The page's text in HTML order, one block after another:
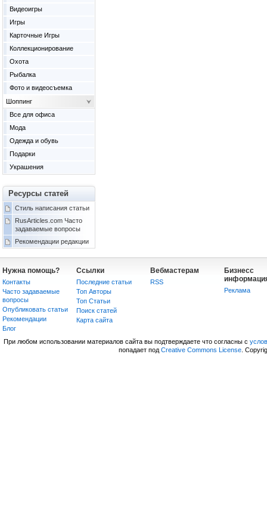
Видеоигры
Игры
Карточные Игры
Коллекционирование
Охота
Рыбалка
Фото и видеосъемка
Шоппинг
Все для офиса
Мода
Одежда и обувь
Подарки
Украшения
Ресурсы статей
Стиль написания статьи
RusArticles.com Часто
задаваемые вопросы
Рекомендации редакции
Нужна помощь?
Контакты
Часто задаваемые
вопросы
Опубликовать статьи
Рекомендации
Блог
Ссылки
Последние статьи
Топ Авторы
Топ Статьи
Поиск статей
Карта сайта
Вебмастерам
RSS
Бизнесс
Реклама
При любом использовании материалов сайта вы подтверждаете что согласны с
попадает под Creative Commons License.